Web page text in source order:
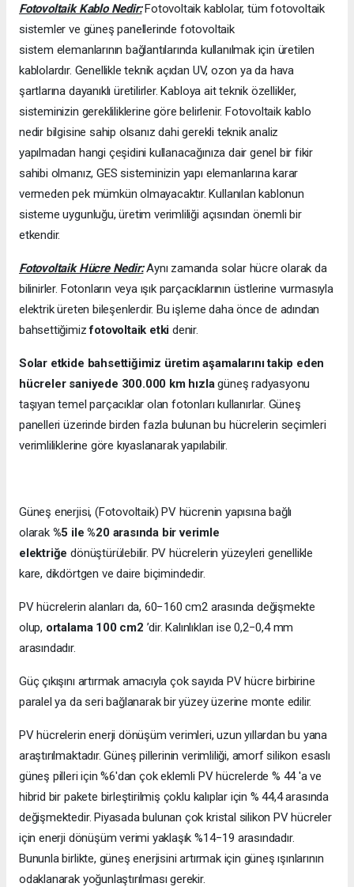
Fotovoltaik Kablo Nedir:Fotovoltaik kablolar, tüm fotovoltaik
sistemler ve güneş panellerinde fotovoltaik
sistem elemanlarının bağlantılarında kullanılmak için üretilen
kablolardır. Genellikle teknik açıdan UV, ozon ya da hava
şartlarına dayanıklı üretilirler. Kabloya ait teknik özellikler,
sisteminizin gerekliliklerine göre belirlenir. Fotovoltaik kablo
nedir bilgisine sahip olsanız dahi gerekli teknik analiz
yapılmadan hangi çeşidini kullanacağınıza dair genel bir fikir
sahibi olmanız, GES sisteminizin yapı elemanlarına karar
vermeden pek mümkün olmayacaktır. Kullanılan kablonun
sisteme uygunluğu, üretim verimliliği açısından önemli bir
etkendir.
Fotovoltaik Hücre Nedir:Aynı zamanda solar hücre olarak da
bilinirler. Fotonların veya ışık parçacıklarının üstlerine vurmasıyla
elektrik üreten bileşenlerdir. Bu işleme daha önce de adından
bahsettiğimizfotovoltaik etkidenir.
Solar etkide bahsettiğimiz üretim aşamalarını takip eden
hücreler saniyede 300.000 km hızlagüneş radyasyonu
taşıyan temel parçacıklar olan fotonları kullanırlar. Güneş
panelleri üzerinde birden fazla bulunan bu hücrelerin seçimleri
verimliliklerine göre kıyaslanarak yapılabilir.
Güneş enerjisi, (Fotovoltaik) PV hücrenin yapısına bağlı
olarak %5 ile %20 arasında bir verimle
elektriğedönüştürülebilir. PV hücrelerin yüzeyleri genellikle
kare, dikdörtgen ve daire biçimindedir.
PV hücrelerin alanları da, 60−160 cm2 arasında değişmekte
olup, ortalama 100 cm2 ’dir. Kalınlıkları ise 0,2−0,4 mm
arasındadır.
Güç çıkışını artırmak amacıyla çok sayıda PV hücre birbirine
paralel ya da seri bağlanarak bir yüzey üzerine monte edilir.
PV hücrelerin enerji dönüşüm verimleri, uzun yıllardan bu yana
araştırılmaktadır. Güneş pillerinin verimliliği, amorf silikon esaslı
güneş pilleri için %6'dan çok eklemli PV hücrelerde % 44 'a ve
hibrid bir pakete birleştirilmiş çoklu kalıplar için % 44,4 arasında
değişmektedir. Piyasada bulunan çok kristal silikon PV hücreler
için enerji dönüşüm verimi yaklaşık %14−19 arasındadır.
Bununla birlikte, güneş enerjisini artırmak için güneş ışınlarının
odaklanarak yoğunlaştırılması gerekir.